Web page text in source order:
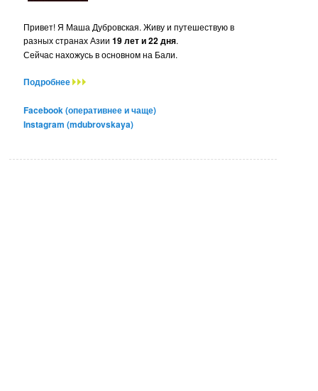
Привет! Я Маша Дубровская. Живу и путешествую в
разных странах Азии19 лет и 22 дня.
Сейчас нахожусь в основном на Бали.
Подробнее
Facebook (оперативнее и чаще)
Instagram (mdubrovskaya)